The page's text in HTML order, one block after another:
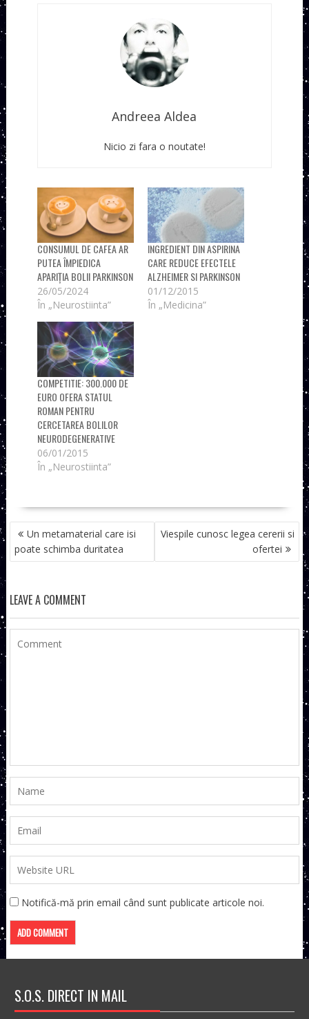
Andreea Aldea
Nicio zi fara o noutate!
CONSUMUL DE CAFEA AR
PUTEA ÎMPIEDICA
APARIȚIA BOLII PARKINSON
26/05/2024
În „Neurostiinta”
INGREDIENT DIN ASPIRINA
CARE REDUCE EFECTELE
ALZHEIMER SI PARKINSON
01/12/2015
În „Medicina”
COMPETITIE: 300.000 DE
EURO OFERA STATUL
ROMAN PENTRU
CERCETAREA BOLILOR
NEURODEGENERATIVE
06/01/2015
În „Neurostiinta”
NAVIGARE
ÎN
ARTICOLE
Un metamaterial care isi
poate schimba duritatea
Viespile cunosc legea cererii si
ofertei
LEAVE A COMMENT
Notifică-mă prin email când sunt publicate articole noi.
S.O.S. DIRECT IN MAIL